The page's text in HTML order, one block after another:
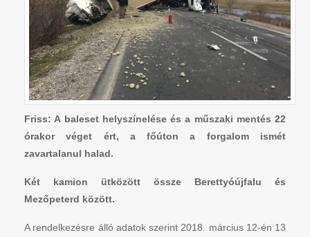
Friss: A baleset helyszínelése és a műszaki mentés 22
órakor véget ért, a főúton a forgalom ismét
zavartalanul halad.
Két kamion ütközött össze Berettyóújfalu és
Mezőpeterd között.
A rendelkezésre álló adatok szerint 2018. március 12-én 13